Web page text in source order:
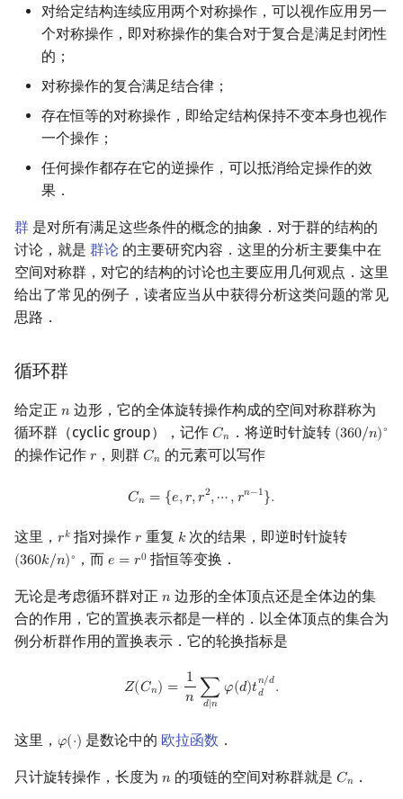
对给定结构连续应用两个对称操作，可以视作应用另一
个对称操作，即对称操作的集合对于复合是满足封闭性
的；
对称操作的复合满足结合律；
存在恒等的对称操作，即给定结构保持不变本身也视作
一个操作；
任何操作都存在它的逆操作，可以抵消给定操作的效
果．
群 是对所有满足这些条件的概念的抽象．对于群的结构的
讨论，就是 群论 的主要研究内容．这里的分析主要集中在
空间对称群，对它的结构的讨论也主要应用几何观点．这里
给出了常见的例子，读者应当从中获得分析这类问题的常见
思路．
循环群
给定正 𝑛
n 边形，它的全体旋转操作构成的空间对称群称为
循环群（cyclic group），记作 𝐶𝑛
Cn ．将逆时针旋转 (360/𝑛)∘
(360/n)∘
的操作记作 𝑟
r ，则群𝐶𝑛
Cn 的元素可以写作
𝐶𝑛 = {𝑒,𝑟,𝑟2,⋯,𝑟𝑛−1}.
Cn={e r,r 2,⋯,r n−1}.
这里， 𝑟𝑘
rk 指对操作𝑟
r 重复 𝑘
k次的结果，即逆时针旋转
(360𝑘/𝑛)∘
(360k/n)∘ ，而𝑒 = 𝑟0
e =r0 指恒等变换．
无论是考虑循环群对正 𝑛
n 边形的全体顶点还是全体边的集
合的作用，它的置换表示都是一样的．以全体顶点的集合为
例分析群作用的置换表示．它的轮换指标是
𝑍(𝐶𝑛) = 1
𝑛 ∑
𝑑∣𝑛
𝜑(𝑑)𝑡𝑛/𝑑
𝑑
.
Z(Cn = d nφ( )t d n/d.
这里， 𝜑(⋅)
φ(⋅) 是数论中的 欧拉函数 ．
只计旋转操作，长度为 𝑛
n 的项链的空间对称群就是 𝐶𝑛
Cn ．